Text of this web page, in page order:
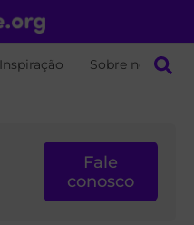
Inspiração Sobre nós
Fale
conosco